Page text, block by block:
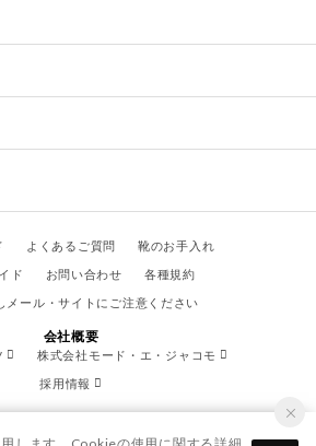
よくあるご質問
靴のお手入れ
ド
お問い合わせ
各種規約
メール・サイトにご注意ください
会社概要
株式会社モード・エ・ジャコモ
採用情報